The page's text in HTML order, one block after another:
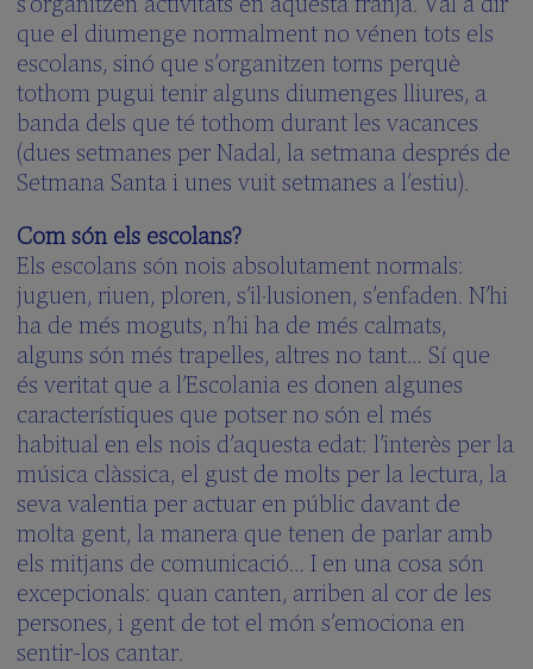
que el diumenge normalment no vénen tots els
escolans, sinó que s’organitzen torns perquè
tothom pugui tenir alguns diumenges lliures, a
banda dels que té tothom durant les vacances
(dues setmanes per Nadal, la setmana després de
Setmana Santa i unes vuit setmanes a l’estiu).
Com són els escolans?
Els escolans són nois absolutament normals:
juguen, riuen, ploren, s’il·lusionen, s’enfaden. N’hi
ha de més moguts, n’hi ha de més calmats,
alguns són més trapelles, altres no tant… Sí que
és veritat que a l’Escolania es donen algunes
característiques que potser no són el més
habitual en els nois d’aquesta edat: l’interès per la
música clàssica, el gust de molts per la lectura, la
seva valentia per actuar en públic davant de
molta gent, la manera que tenen de parlar amb
els mitjans de comunicació… I en una cosa són
excepcionals: quan canten, arriben al cor de les
persones, i gent de tot el món s’emociona en
sentir-los cantar.